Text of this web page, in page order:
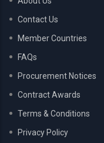
Contact Us
Member Countries
FAQs
Procurement Notices
Contract Awards
Terms & Conditions
Privacy Policy